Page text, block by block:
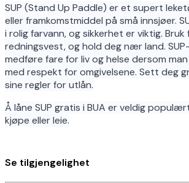
SUP (Stand Up Paddle) er et supert
eller framkomstmiddel på små innsjøer.
i rolig farvann, og sikkerhet er viktig.
redningsvest, og hold deg nær land.
medføre fare for liv og helse dersom
med respekt for omgivelsene. Sett deg
sine regler for utlån.
Å låne SUP gratis i BUA er veldig
kjøpe eller leie.
Se tilgjengelighet